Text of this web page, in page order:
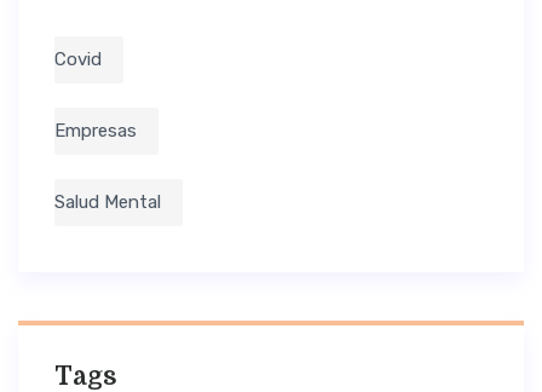
Covid
Empresas
Salud Mental
Tags